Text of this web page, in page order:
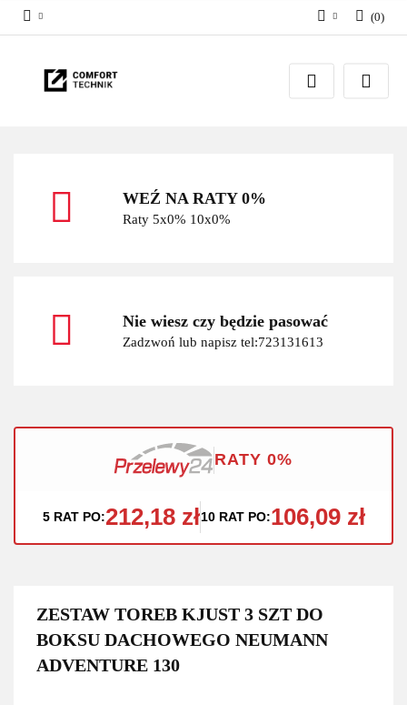
Zaloguj się
Zarejestruj się
(0)
WEŹ NA RATY 0%
Raty 5x0% 10x0%
Nie wiesz czy będzie pasować
Zadzwoń lub napisz tel:723131613
RATY 0%
5 RAT PO:212,18 zł10 RAT PO:106,09 zł
ZESTAW TOREB KJUST 3 SZT DO
BOKSU DACHOWEGO NEUMANN
ADVENTURE 130